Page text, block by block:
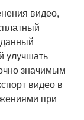
видео,
улучшать
значимым
видео в
при